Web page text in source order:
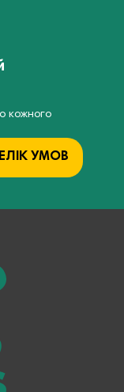
кожного
УМОВ